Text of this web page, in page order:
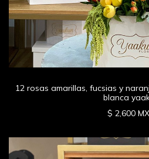
12 rosas amarillas, fucsias y
blanca
$ 2,600